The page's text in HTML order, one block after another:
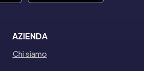
AZIENDA
Chi siamo